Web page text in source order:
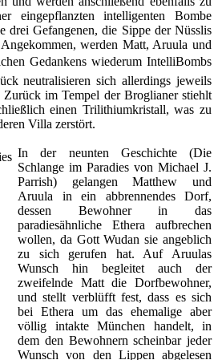
eingepflanzten intelligenten Bombe
drei Gefangenen, die Sippe der Nüsslis
werden Matt, Aruula und
Gedankens wiederum IntelliBombs
neutralisieren sich allerdings jeweils
im Tempel der Broglianer stiehlt
einen Trilithiumkristall, was zu
Villa zerstört.
In der neunten Geschichte (Die
Schlange im Paradies von Michael J.
Parrish) gelangen Matthew und
Aruula in ein abbrennendes Dorf,
dessen Bewohner in das
paradiesähnliche Ethera aufbrechen
wollen, da Gott Wudan sie angeblich
zu sich gerufen hat. Auf Aruulas
Wunsch hin begleitet auch der
zweifelnde Matt die Dorfbewohner,
und stellt verblüfft fest, dass es sich
bei Ethera um das ehemalige aber
völlig intakte München handelt, in
dem den Bewohnern scheinbar jeder
Wunsch von den Lippen abgelesen